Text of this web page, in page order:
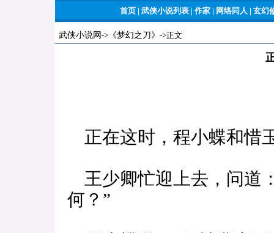
首页 | 武侠小说列表 | 作家 | 网络同人 | 玄幻
武侠小说网 -> 《梦幻之刀》 ->正文
正在这时，程小蝶和惜
王少卿忙迎上去，问道
何？”